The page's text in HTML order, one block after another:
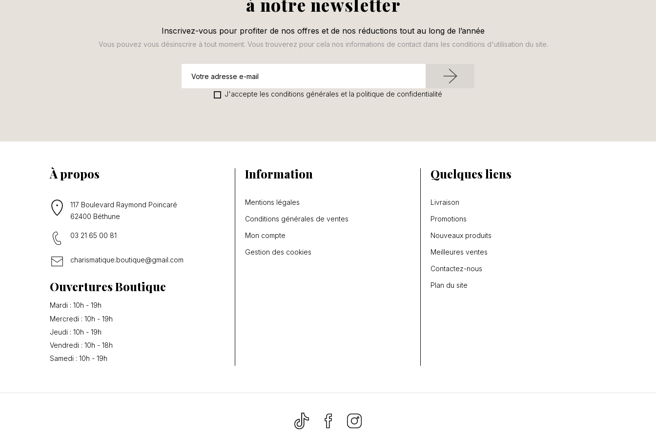
à notre newsletter
Inscrivez-vous pour profiter de nos offres et de nos réductions tout au long de l’année
Vous pouvez vous désinscrire à tout moment. Vous trouverez pour cela nos informations de contact dans les conditions d'utilisation du site.
J'accepte les conditions générales et la politique de confidentialité
À propos
117 Boulevard Raymond Poincaré
62400 Béthune
03 21 65 00 81
charismatique.boutique@gmail.com
Ouvertures Boutique
Mardi : 10h - 19h
Mercredi : 10h - 19h
Jeudi : 10h - 19h
Vendredi : 10h - 18h
Samedi : 10h - 19h
Information
Mentions légales
Conditions générales de ventes
Mon compte
Gestion des cookies
Quelques liens
Livraison
Promotions
Nouveaux produits
Meilleures ventes
Contactez-nous
Plan du site